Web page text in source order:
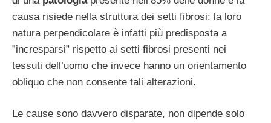
causa risiede nella struttura dei setti fibrosi: la loro
natura perpendicolare è infatti più predisposta a
”incresparsi” rispetto ai setti fibrosi presenti nei
tessuti dell’uomo che invece hanno un orientamento
obliquo che non consente tali alterazioni.
Le cause sono davvero disparate, non dipende solo